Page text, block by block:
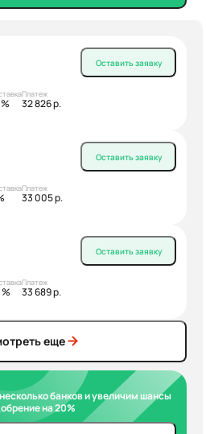
Платеж
32 826 р.
Оставить заявку
Платеж
33 005 р.
Оставить заявку
Платеж
33 689 р.
Оставить заявку
еще
банков и увеличим шансы
на 20%